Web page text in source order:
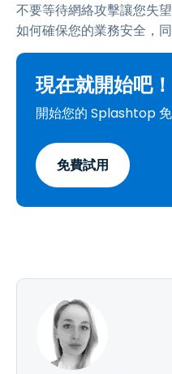
不要等待網絡攻擊讓您失
如何確保您的業務安全，
現在就開始吧！
開始您的 Splashtop
免費試用